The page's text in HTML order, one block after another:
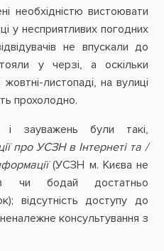
необхідністю вистоювати
у несприятливих погодних
не впускали до
у черзі, а оскільки
листопаді, на вулиці
прохолодно.
зауважень були такі,
про УСЗН в Інтернеті та /
(УСЗН м. Києва не
чи бодай достатньо
відсутність доступу до
консультування з